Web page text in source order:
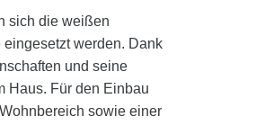
sich die weißen
werden. Dank
und seine
Haus. Für den Einbau
sowie einer